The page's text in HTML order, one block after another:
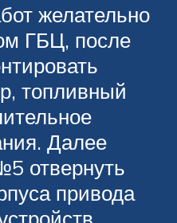
желательно
ГБЦ, после
топливный
Далее
отвернуть
привода